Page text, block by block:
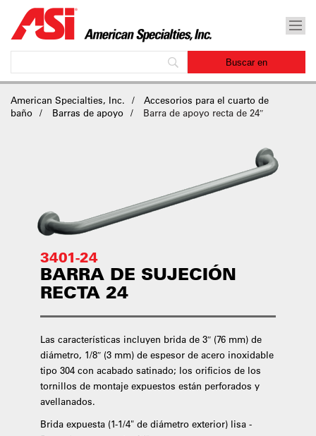
American Specialties, Inc.
Accesorios para el cuarto de
baño
Barras de apoyo Barra de apoyo recta de 24″
3401-24
BARRA DE SUJECIÓN
RECTA 24
Las características incluyen brida de 3″ (76 mm) de
diámetro, 1/8″ (3 mm) de espesor de acero inoxidable
tipo 304 con acabado satinado; los orificios de los
tornillos de montaje expuestos están perforados y
avellanados.
Brida expuesta (1-1/4" de diámetro exterior) lisa -